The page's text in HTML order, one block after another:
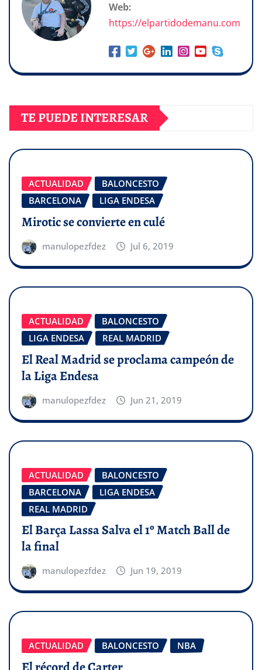
Web:
https://elpartidodemanu.com
TE PUEDE INTERESAR
ACTUALIDAD
BALONCESTO
BARCELONA
LIGA ENDESA
Mirotic se convierte en culé
manulopezfdez Jul 6, 2019
ACTUALIDAD
BALONCESTO
LIGA ENDESA
REAL MADRID
El Real Madrid se proclama campeón de
la Liga Endesa
manulopezfdez Jun 21, 2019
ACTUALIDAD
BALONCESTO
BARCELONA
LIGA ENDESA
REAL MADRID
El Barça Lassa Salva el 1º Match Ball de
la final
manulopezfdez Jun 19, 2019
ACTUALIDAD BALONCESTO NBA